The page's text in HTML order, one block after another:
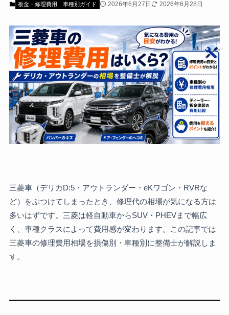
板金・修理費用 車種別ガイド 2026年6月27日 2026年6月28日
三菱車（デリカD:5・アウトランダー・eKワゴン・RVRな
ど）をぶつけてしまったとき、修理代の相場が気になる方は
多いはずです。三菱は軽自動車からSUV・PHEVまで幅広
く、車種クラスによって費用感が変わります。この記事では
三菱車の修理費用相場を損傷別・車種別に整備士が解説しま
す。